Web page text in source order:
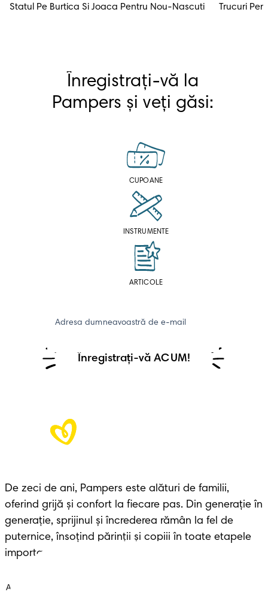
Statul Pe Burtica Si Joaca Pentru Nou-Nascuti Trucuri
Înregistrați-vă la
Pampers și veți găsi:
CUPOANE
INSTRUMENTE
ARTICOLE
Adresa dumneavoastră de e-mail
Înregistrați-vă ACUM!
De zeci de ani, Pampers este alături de familii,
oferind grijă și confort la fiecare pas. Din generație în
generație, sprijinul și încrederea rămân la fel de
puternice, însoțind părinții și copiii în toate etapele
importante ale vieții.